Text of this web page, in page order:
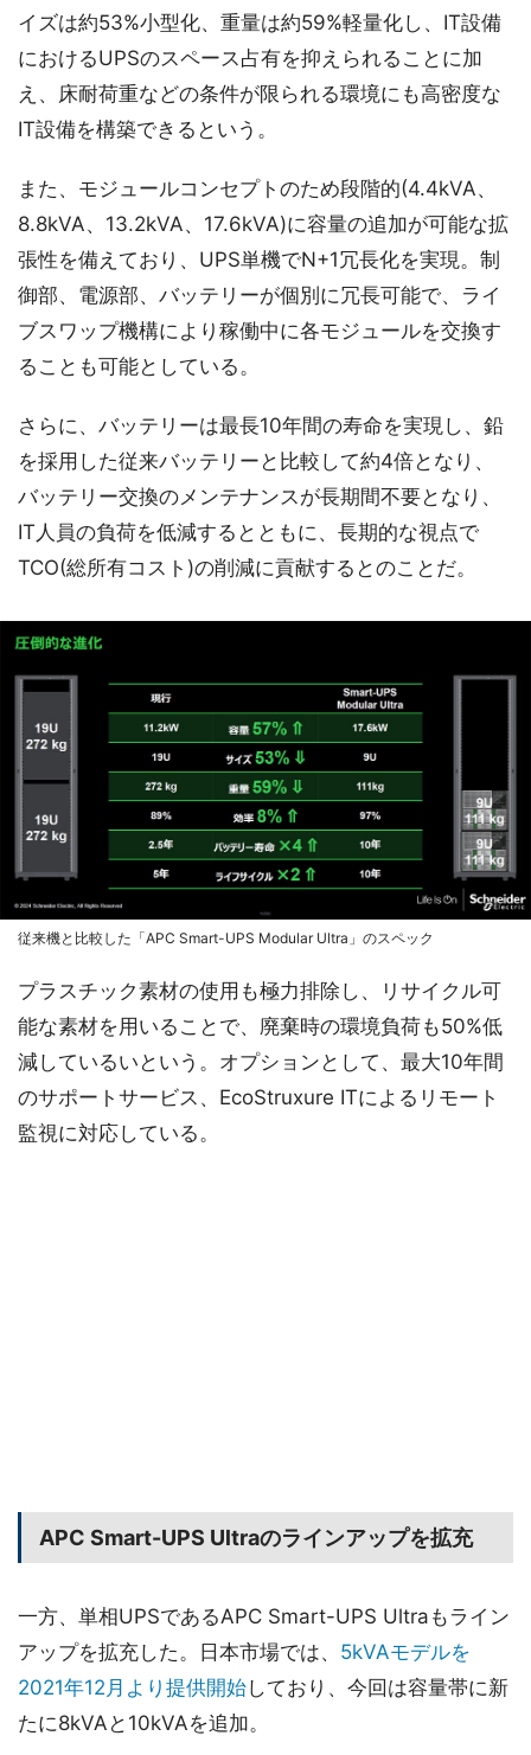
イズは約53%小型化、重量は約59%軽量化し、IT設備
におけるUPSのスペース占有を抑えられることに加
え、床耐荷重などの条件が限られる環境にも高密度な
IT設備を構築できるという。
また、モジュールコンセプトのため段階的(4.4kVA、
8.8kVA、13.2kVA、17.6kVA)に容量の追加が可能な拡
張性を備えており、UPS単機でN+1冗長化を実現。制
御部、電源部、バッテリーが個別に冗長可能で、ライ
ブスワップ機構により稼働中に各モジュールを交換す
ることも可能としている。
さらに、バッテリーは最長10年間の寿命を実現し、鉛
を採用した従来バッテリーと比較して約4倍となり、
バッテリー交換のメンテナンスが長期間不要となり、
IT人員の負荷を低減するとともに、長期的な視点で
TCO(総所有コスト)の削減に貢献するとのことだ。
従来機と比較した「APC Smart-UPS Modular Ultra」のスペック
プラスチック素材の使用も極力排除し、リサイクル可
能な素材を用いることで、廃棄時の環境負荷も50%低
減しているいという。オプションとして、最大10年間
のサポートサービス、EcoStruxure ITによるリモート
監視に対応している。
APC Smart-UPS Ultraのラインアップを拡充
一方、単相UPSであるAPC Smart-UPS Ultraもライン
アップを拡充した。日本市場では、 5kVAモデルを
2021年12月より提供開始しており、今回は容量帯に新
たに8kVAと10kVAを追加。